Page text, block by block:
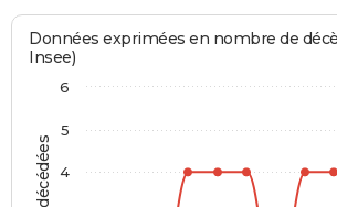
Données exprimées en nombre de
Insee)
4
5
6